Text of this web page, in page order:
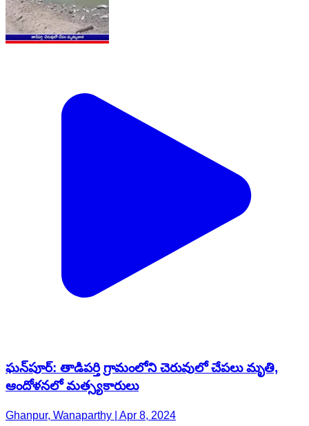
ఘన్‌పూర్: తాడిపర్తి గ్రామంలోని చెరువులో చేపలు మృతి,
ఆందోళనలో మత్స్యకారులు
Ghanpur, Wanaparthy | Apr 8, 2024